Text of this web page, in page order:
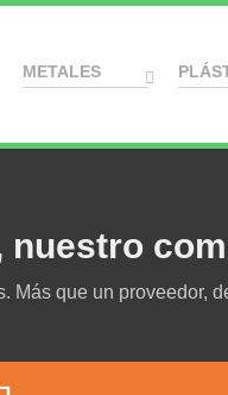
METALES
nuestro
Más que un proveedor,